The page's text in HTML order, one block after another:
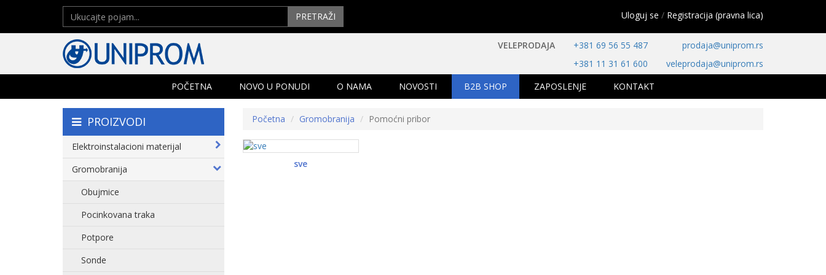
PRETRAŽI Uloguj se / Registracija (pravna lica)
VELEPRODAJA +381 69 56 55 487
prodaja@uniprom.rs
+381 11 31 61 600
veleprodaja@uniprom.rs
POČETNA
NOVO U PONUDI O NAMA NOVOSTI B2B SHOP ZAPOSLENJE KONTAKT
PROIZVODI
Elektroinstalacioni materijal
Gromobranija
Obujmice
Pocinkovana traka
Potpore
Sonde
Početna Gromobranija Pomoćni pribor
sve